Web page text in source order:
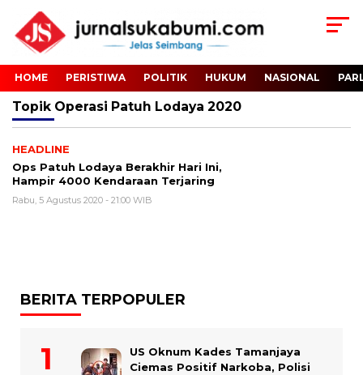
HOME PERISTIWA POLITIK HUKUM NASIONAL
Topik Operasi Patuh Lodaya 2020
HEADLINE
Ops Patuh Lodaya Berakhir Hari Ini,
Hampir 4000 Kendaraan Terjaring
Rabu, 5 Agustus 2020 - 21:00 WIB
BERITA TERPOPULER
US Oknum Kades Tamanjaya
Ciemas Positif Narkoba, Polisi